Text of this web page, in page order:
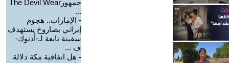
جمهورThe Devil Wear
...
- الإمارات.. هجوم
إيراني بصاروخ يستهدف
سفينة تابعة لـ-أدنوك-
ف ...
- هل اتفاقية مكة دلالة